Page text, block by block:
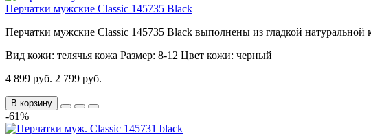
Перчатки мужские Classic 145735 Black
Перчатки мужские Classic 145735 Black выполнены из гладкой
Вид кожи: телячья кожа Размер: 8-12 Цвет кожи: черный
4 899 руб. 2 799 руб.
В корзину
-61%